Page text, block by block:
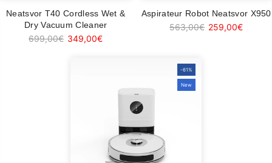
Neatsvor T40 Cordless Wet &
Dry Vacuum Cleaner
699,00€ 349,00€
Aspirateur Robot Neatsvor X950
563,00€ 259,00€
-61%
New